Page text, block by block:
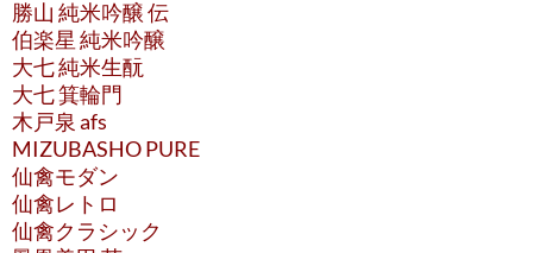
勝山 純米吟醸 伝
伯楽星 純米吟醸
大七 純米生酛
大七 箕輪門
木戸泉 afs
MIZUBASHO PURE
仙禽モダン
仙禽レトロ
仙禽クラシック